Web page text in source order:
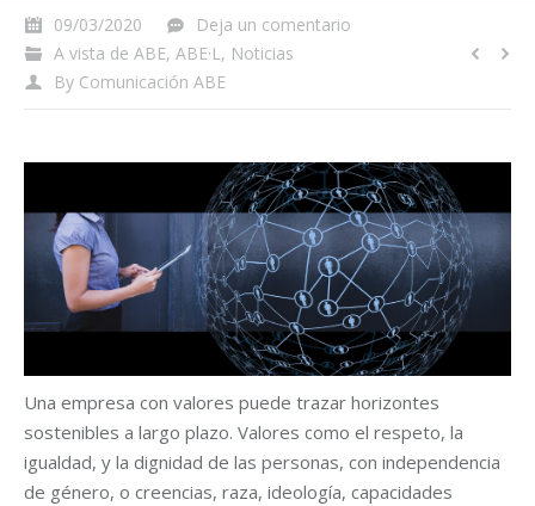
09/03/2020
Deja un comentario
A vista de ABE, ABE·L, Noticias
By Comunicación ABE
Una empresa con valores puede trazar horizontes
sostenibles a largo plazo. Valores como el respeto, la
igualdad, y la dignidad de las personas, con independencia
de género, o creencias, raza, ideología, capacidades